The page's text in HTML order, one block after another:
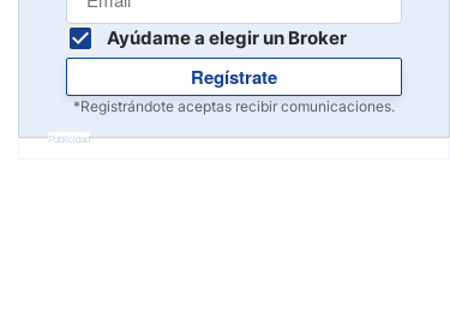
Ayúdame a elegir un Broker
Regístrate
*Registrándote aceptas recibir comunicaciones.
Publicidad